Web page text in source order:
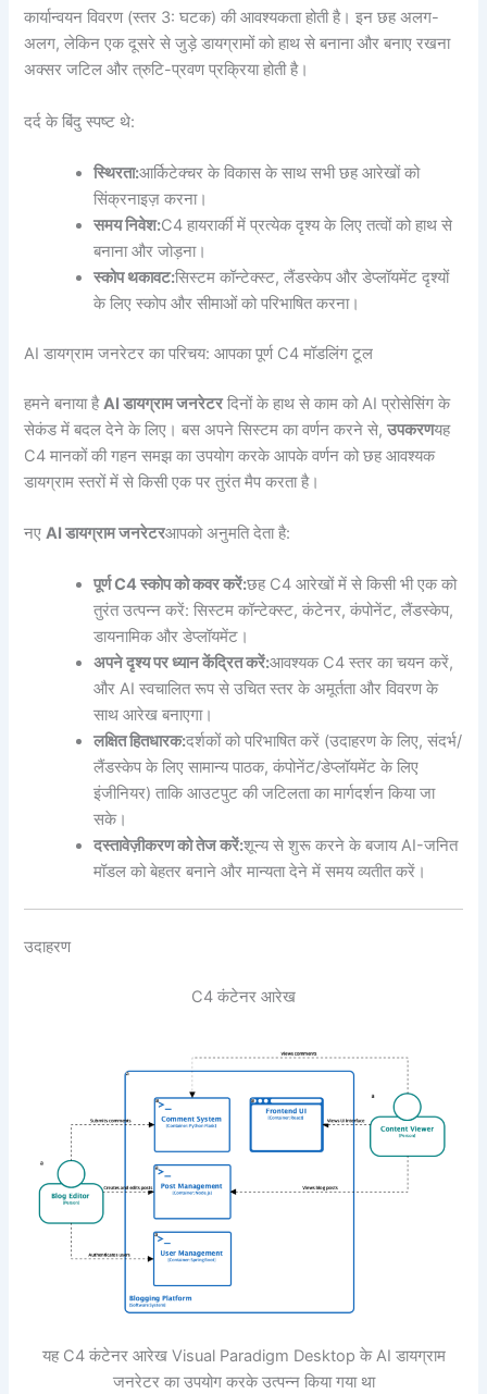
कार्यान्वयन विवरण (स्तर 3: घटक) की आवश्यकता होती है। इन छह अलग-
अलग, लेकिन एक दूसरे से जुड़े डायग्रामों को हाथ से बनाना और बनाए रखना
अक्सर जटिल और त्रुटि-प्रवण प्रक्रिया होती है।
दर्द के बिंदु स्पष्ट थे:
स्थिरता:आर्किटेक्चर के विकास के साथ सभी छह आरेखों को
सिंक्रनाइज़ करना।
समय निवेश:C4 हायरार्की में प्रत्येक दृश्य के लिए तत्वों को हाथ से
बनाना और जोड़ना।
स्कोप थकावट:सिस्टम कॉन्टेक्स्ट, लैंडस्केप और डेप्लॉयमेंट दृश्यों
के लिए स्कोप और सीमाओं को परिभाषित करना।
AI डायग्राम जनरेटर का परिचय: आपका पूर्ण C4 मॉडलिंग टूल
हमने बनाया हैAI डायग्राम जनरेटरदिनों के हाथ से काम को AI प्रोसेसिंग के
सेकंड में बदल देने के लिए। बस अपने सिस्टम का वर्णन करने से,उपकरणयह
C4 मानकों की गहन समझ का उपयोग करके आपके वर्णन को छह आवश्यक
डायग्राम स्तरों में से किसी एक पर तुरंत मैप करता है।
नएAI डायग्राम जनरेटरआपको अनुमति देता है:
पूर्ण C4 स्कोप को कवर करें:छह C4 आरेखों में से किसी भी एक को
तुरंत उत्पन्न करें: सिस्टम कॉन्टेक्स्ट, कंटेनर, कंपोनेंट, लैंडस्केप,
डायनामिक और डेप्लॉयमेंट।
अपने दृश्य पर ध्यान केंद्रित करें:आवश्यक C4 स्तर का चयन करें,
और AI स्वचालित रूप से उचित स्तर के अमूर्तता और विवरण के
साथ आरेख बनाएगा।
लक्षित हितधारक:दर्शकों को परिभाषित करें (उदाहरण के लिए, संदर्भ/
लैंडस्केप के लिए सामान्य पाठक, कंपोनेंट/डेप्लॉयमेंट के लिए
इंजीनियर) ताकि आउटपुट की जटिलता का मार्गदर्शन किया जा
सके।
दस्तावेज़ीकरण को तेज करें:शून्य से शुरू करने के बजाय AI-जनित
मॉडल को बेहतर बनाने और मान्यता देने में समय व्यतीत करें।
उदाहरण
C4 कंटेनर आरेख
यह C4 कंटेनर आरेख Visual Paradigm Desktop के AI डायग्राम
जनरेटर का उपयोग करके उत्पन्न किया गया था